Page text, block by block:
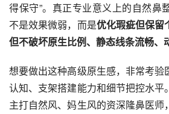
得保守”。真正专业意义上的自然鼻
不是效果微弱，而是优化瑕疵但保留
但不破坏原生比例、静态线条流畅、
想要做出这种高级原生感，非常考验
认知、支架搭建能力和细节把控水平
主打自然风、妈生风的资深隆鼻医